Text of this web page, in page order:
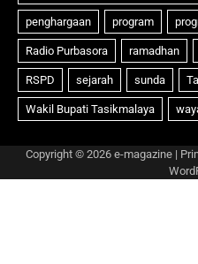
Copyright © 2026 e-magazine|